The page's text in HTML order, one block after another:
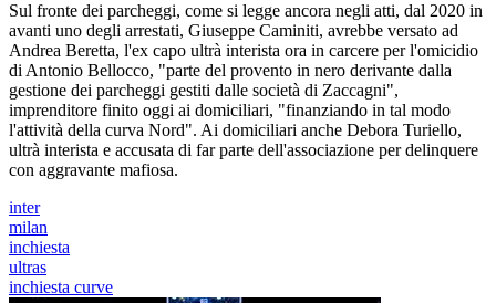
Sul fronte dei parcheggi, come si legge ancora negli atti, dal 2020 in
avanti uno degli arrestati, Giuseppe Caminiti, avrebbe versato ad
Andrea Beretta, l'ex capo ultrà interista ora in carcere per l'omicidio
di Antonio Bellocco, "parte del provento in nero derivante dalla
gestione dei parcheggi gestiti dalle società di Zaccagni",
imprenditore finito oggi ai domiciliari, "finanziando in tal modo
l'attività della curva Nord". Ai domiciliari anche Debora Turiello,
ultrà interista e accusata di far parte dell'associazione per delinquere
con aggravante mafiosa.
inter
milan
inchiesta
ultras
inchiesta curve